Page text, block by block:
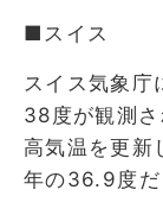
■スイス
スイス気象
38度が観測
高気温を更新
年の36.9度だ